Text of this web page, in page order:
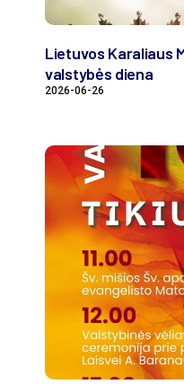
Lietuvos Karaliaus
valstybės diena
2026-06-26